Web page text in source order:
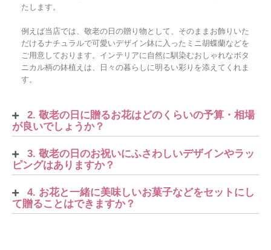
たします。
例えば当店では、敬老の日の贈り物として、そのままお飾りいた
だけるナチュラルで可愛いデザイン鉢に入ったミニ胡蝶蘭などを
ご用意しております。インテリアに自然に馴染むおしゃれなボタ
ニカル柄の鉢植えは、日々の暮らしに明るい彩りを添えてくれま
す。
2. 敬老の日に贈るお花はどのくらいの予算・相場
が良いでしょうか？
3. 敬老の日のお祝いにふさわしいデザインやラッ
ピングはありますか？
4. お花と一緒に美味しいお菓子などをセットにし
て贈ることはできますか？